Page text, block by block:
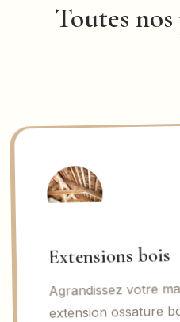
Toutes
Extensions bois
Agrandissez votre
extension ossature